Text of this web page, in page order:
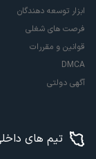
ابزار توسعه دهندگان
فرصت های شغلی
قوانین و مقررات
DMCA
آگهی دولتی
تیم های